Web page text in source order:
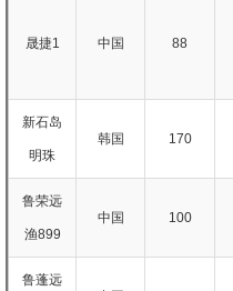
晟捷1 中国 88
新石岛
明珠
韩国 170
鲁荣远
渔899
中国 100
鲁蓬远